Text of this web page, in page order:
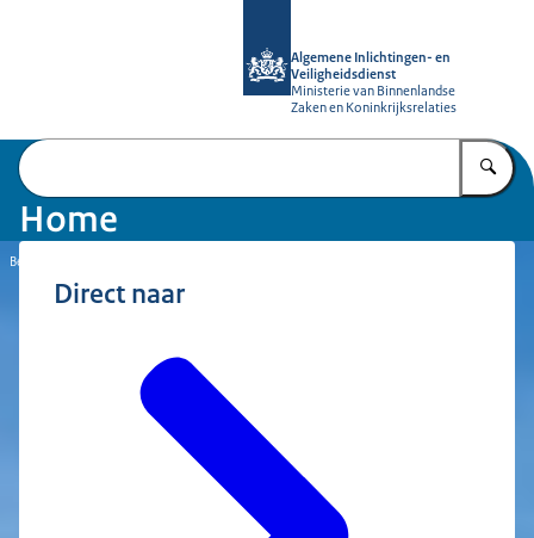
Algemene Inlichtingen- en
Veiligheidsdienst
Ministerie van Binnenlandse
Zaken en Koninkrijksrelaties
Home
Beeld: © AIVD
Direct naar